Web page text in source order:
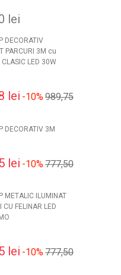
lei
lei -10%989,75
lei -10%777,50
lei -10%777,50